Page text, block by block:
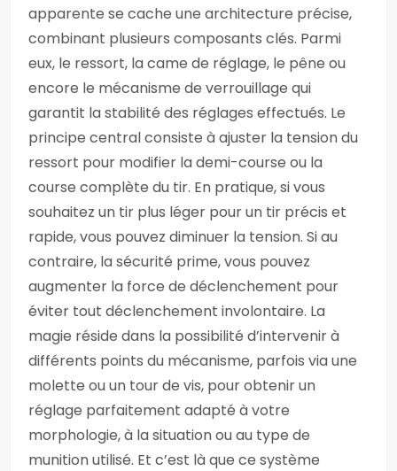
apparente se cache une architecture précise,
combinant plusieurs composants clés. Parmi
eux, le ressort, la came de réglage, le pêne ou
encore le mécanisme de verrouillage qui
garantit la stabilité des réglages effectués. Le
principe central consiste à ajuster la tension du
ressort pour modifier la demi-course ou la
course complète du tir. En pratique, si vous
souhaitez un tir plus léger pour un tir précis et
rapide, vous pouvez diminuer la tension. Si au
contraire, la sécurité prime, vous pouvez
augmenter la force de déclenchement pour
éviter tout déclenchement involontaire. La
magie réside dans la possibilité d’intervenir à
différents points du mécanisme, parfois via une
molette ou un tour de vis, pour obtenir un
réglage parfaitement adapté à votre
morphologie, à la situation ou au type de
munition utilisé. Et c’est là que ce système